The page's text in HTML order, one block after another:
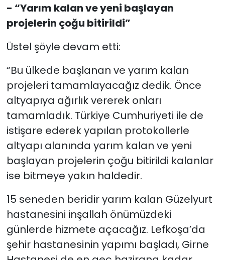
- “Yarım kalan ve yeni başlayan
projelerin çoğu bitirildi”
Üstel şöyle devam etti:
“Bu ülkede başlanan ve yarım kalan
projeleri tamamlayacağız dedik. Önce
altyapıya ağırlık vererek onları
tamamladık. Türkiye Cumhuriyeti ile de
istişare ederek yapılan protokollerle
altyapı alanında yarım kalan ve yeni
başlayan projelerin çoğu bitirildi kalanlar
ise bitmeye yakın haldedir.
15 seneden beridir yarım kalan Güzelyurt
hastanesini inşallah önümüzdeki
günlerde hizmete açacağız. Lefkoşa’da
şehir hastanesinin yapımı başladı, Girne